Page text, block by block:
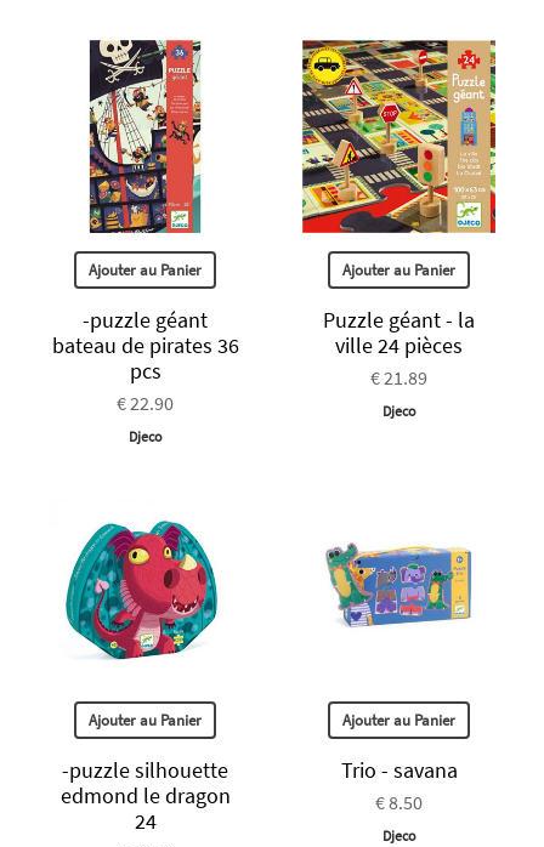
Ajouter au Panier
-puzzle géant
bateau de pirates 36
pcs
€ 22.90
Djeco
Ajouter au Panier
Puzzle géant - la
ville 24 pièces
€ 21.89
Djeco
Ajouter au Panier
-puzzle silhouette
edmond le dragon
24
Ajouter au Panier
Trio - savana
€ 8.50
Djeco